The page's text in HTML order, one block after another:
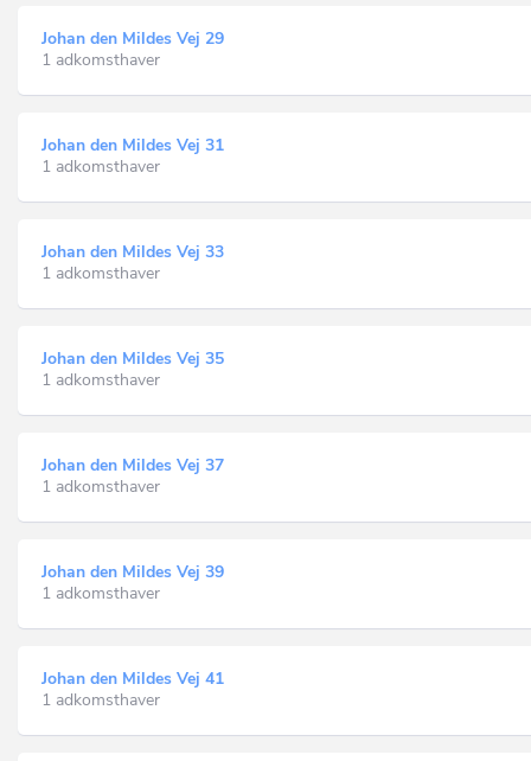
Johan den Mildes Vej 29
1 adkomsthaver
Johan den Mildes Vej 31
1 adkomsthaver
Johan den Mildes Vej 33
1 adkomsthaver
Johan den Mildes Vej 35
1 adkomsthaver
Johan den Mildes Vej 37
1 adkomsthaver
Johan den Mildes Vej 39
1 adkomsthaver
Johan den Mildes Vej 41
1 adkomsthaver